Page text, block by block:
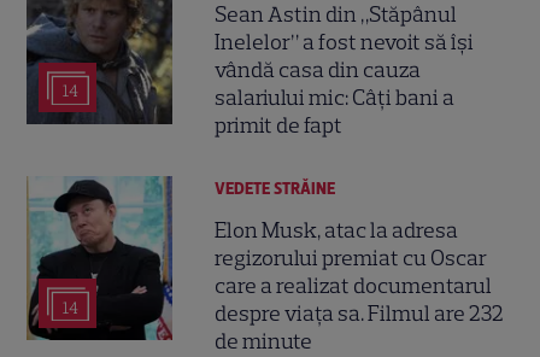
14
Sean Astin din „Stăpânul
Inelelor” a fost nevoit să își
vândă casa din cauza
salariului mic: Câți bani a
primit de fapt
14
VEDETE STRĂINE
Elon Musk, atac la adresa
regizorului premiat cu Oscar
care a realizat documentarul
despre viața sa. Filmul are 232
de minute